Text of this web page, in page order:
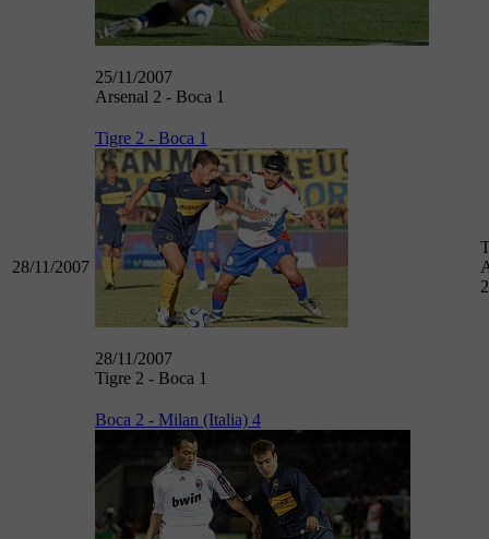
25/11/2007
Arsenal 2 - Boca 1
28/11/2007
Tigre 2 - Boca 1
28/11/2007
Tigre 2 - Boca 1
Boca 2 - Milan (Italia) 4